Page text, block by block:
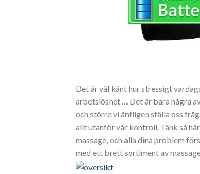
Det är väl känt hur stressigt
arbetslöshet … Det är bara några
och större vi äntligen ställa oss
allt utanför vår kontroll. Tänk så
massage, och alla dina problem
med ett brett sortiment av